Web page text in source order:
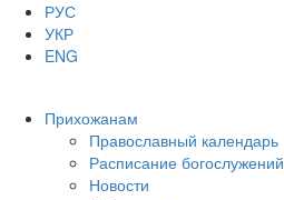
РУС
УКР
ENG
Прихожанам
Православный календарь
Расписание богослужений
Новости